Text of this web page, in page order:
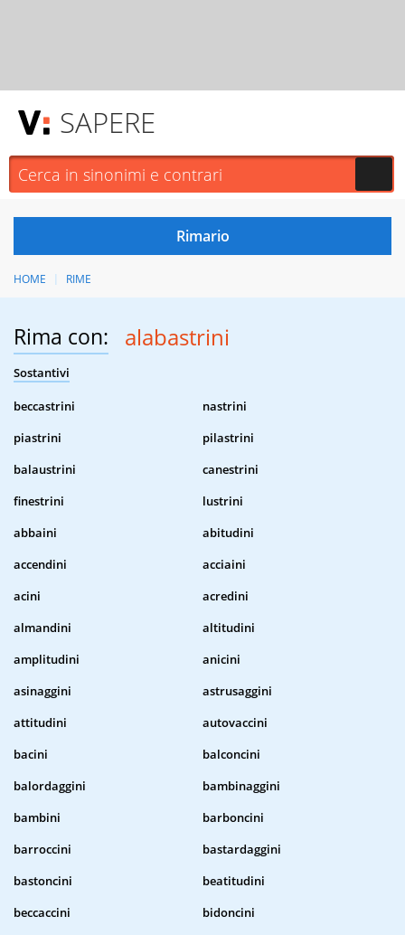
SAPERE
HOME RIME
Rima con: alabastrini
Sostantivi
beccastrini
nastrini
piastrini
pilastrini
balaustrini
canestrini
finestrini
lustrini
abbaini
abitudini
accendini
acciaini
acini
acredini
almandini
altitudini
amplitudini
anicini
asinaggini
astrusaggini
attitudini
autovaccini
bacini
balconcini
balordaggini
bambinaggini
bambini
barboncini
barroccini
bastardaggini
bastoncini
beatitudini
beccaccini
bidoncini